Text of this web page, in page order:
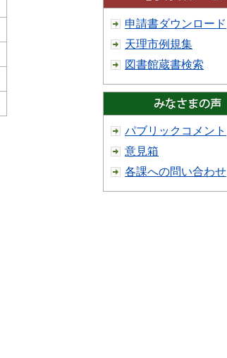
申請書ダウンロード
天理市例規集
図書館蔵書検索
パブリックコメント
意見箱
各課への問い合わせ